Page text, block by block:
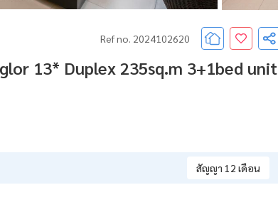
Ref no. 2024102620
13* Duplex 235sq.m 3+1bed unit
สัญญา 12 เดือน